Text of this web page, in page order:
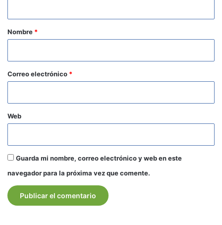
r
o
*
Nombre *
Correo electrónico *
Web
Guarda mi nombre, correo electrónico y web en este
navegador para la próxima vez que comente.